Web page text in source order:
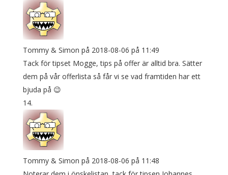
Tommy & Simon på 2018-08-06 på 11:49
Tack för tipset Mogge, tips på offer är alltid bra. Sätter
dem på vår offerlista så får vi se vad framtiden har ett
bjuda på 😉
Tommy & Simon på 2018-08-06 på 11:48